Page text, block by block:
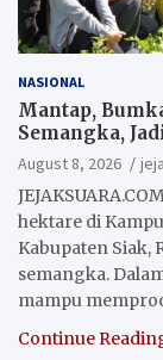
NASIONAL
Mantap,
Semangka,
August 8, 2026
hektare di
Kabupaten Siak,
semangka.
mampu
Continue